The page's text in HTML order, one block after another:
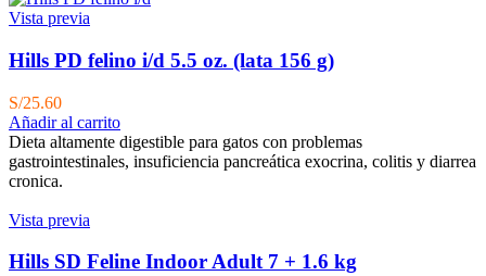
Vista previa
Hills PD felino i/d 5.5 oz. (lata 156 g)
S/25.60
Añadir al carrito
Dieta altamente digestible para gatos con problemas
gastrointestinales, insuficiencia pancreática exocrina, colitis y diarrea
cronica.
Vista previa
Hills SD Feline Indoor Adult 7 + 1.6 kg